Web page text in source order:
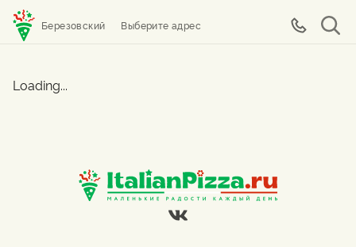
Березовский Выберите адрес
Loading...